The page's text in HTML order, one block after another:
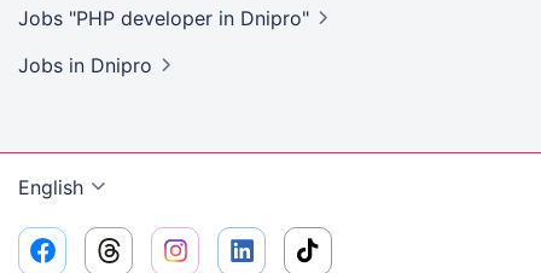
Jobs "PHP developer in Dnipro"
Jobs in Dnipro
English